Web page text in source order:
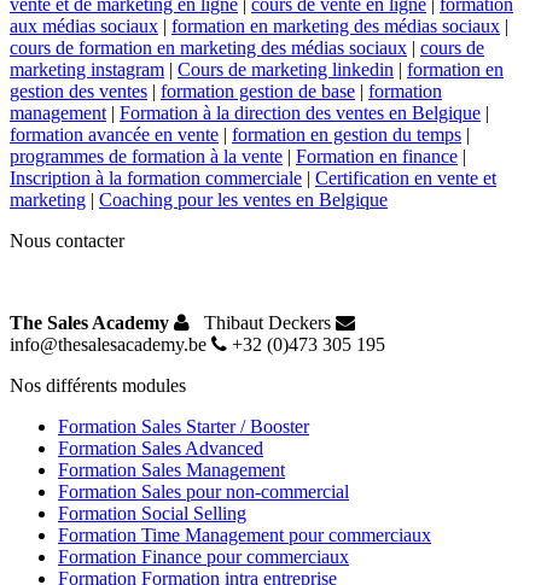
vente et de marketing en ligne | cours de vente en ligne | formation
aux médias sociaux | formation en marketing des médias sociaux |
cours de formation en marketing des médias sociaux | cours de
marketing instagram | Cours de marketing linkedin | formation en
gestion des ventes | formation gestion de base | formation
management | Formation à la direction des ventes en Belgique |
formation avancée en vente | formation en gestion du temps |
programmes de formation à la vente | Formation en finance |
Inscription à la formation commerciale | Certification en vente et
marketing | Coaching pour les ventes en Belgique
Nous contacter
The Sales Academy
Thibaut Deckers
info@thesalesacademy.be
+32 (0)473 305 195
Nos différents modules
Formation Sales Starter / Booster
Formation Sales Advanced
Formation Sales Management
Formation Sales pour non-commercial
Formation Social Selling
Formation Time Management pour commerciaux
Formation Finance pour commerciaux
Formation Formation intra entreprise